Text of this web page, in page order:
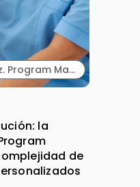
Queralt González. Program Manager. PHD Lifescience.
la
de